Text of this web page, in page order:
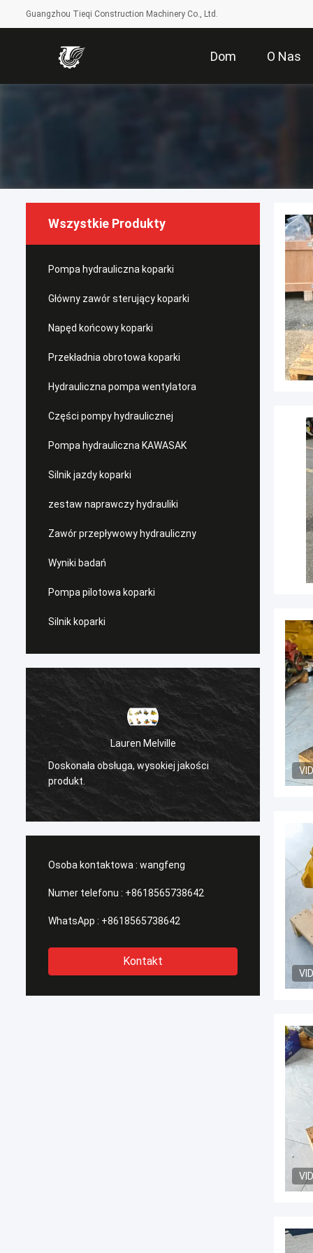
Guangzhou Tieqi Construction Machinery Co., Ltd.
Dom O Nas
Wszystkie Produkty
Pompa hydrauliczna koparki
Główny zawór sterujący koparki
Napęd końcowy koparki
Przekładnia obrotowa koparki
Hydrauliczna pompa wentylatora
Części pompy hydraulicznej
Pompa hydrauliczna KAWASAK
Silnik jazdy koparki
zestaw naprawczy hydrauliki
Zawór przepływowy hydrauliczny
Wyniki badań
Pompa pilotowa koparki
Silnik koparki
Lauren Melville
Doskonała obsługa, wysokiej jakości
produkt.
/
Osoba kontaktowa : wangfeng
Numer telefonu : +8618565738642
WhatsApp : +8618565738642
Kontakt